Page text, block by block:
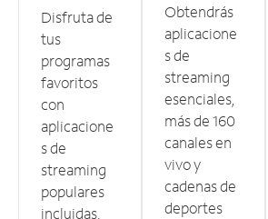
Disfruta de
tus
programas
favoritos
con
aplicacione
s de
streaming
populares
incluidas.
Obtendrás
aplicacione
s de
streaming
esenciales,
más de 160
canales en
vivo y
cadenas de
deportes